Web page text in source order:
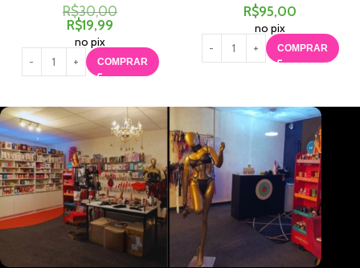
R$30,00
R$19,99
no pix
COMPRAR
R$95,00
no pix
COMPRAR